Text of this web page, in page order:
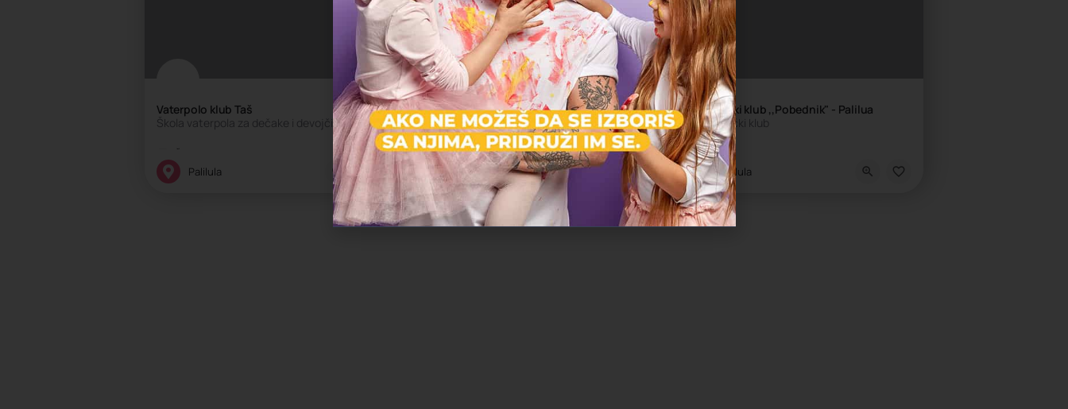
Vaterpolo klub Taš
Škola vaterpola za dečake i devojčice
Škola sporta
Palilula
Odbojkaški klub Sterija - Palilula
Odbojkaški klub Sterija je cenjena škola odbojke iz Beograda, poznata po razvoju mladih talenata i uspešnoj…
Škola sporta
Palilula
Gimnatički klub ,,Pobednik" - Palilua
Gimnastički klub
Škola sporta
Palilula